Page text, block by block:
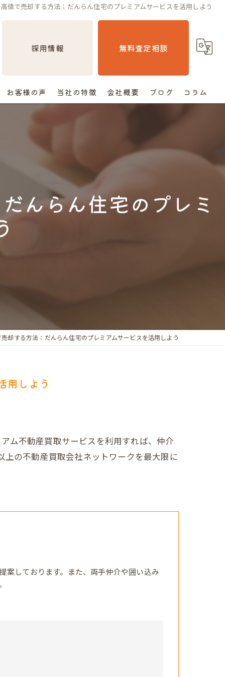
値で売却する方法：だんらん住宅のプレミアムサービスを活用しよう
採用情報 無料査定相談
お客様の声 当社の特徴
住み替え
会社概要 ブログ コラム
んらん住宅のプレミ
却する方法：だんらん住宅のプレミアムサービスを活用しよう
用しよう
ム不動産買取サービスを利用すれば、仲介
の不動産買取会社ネットワークを最大限に
案しております。また、両手仲介や囲い込み